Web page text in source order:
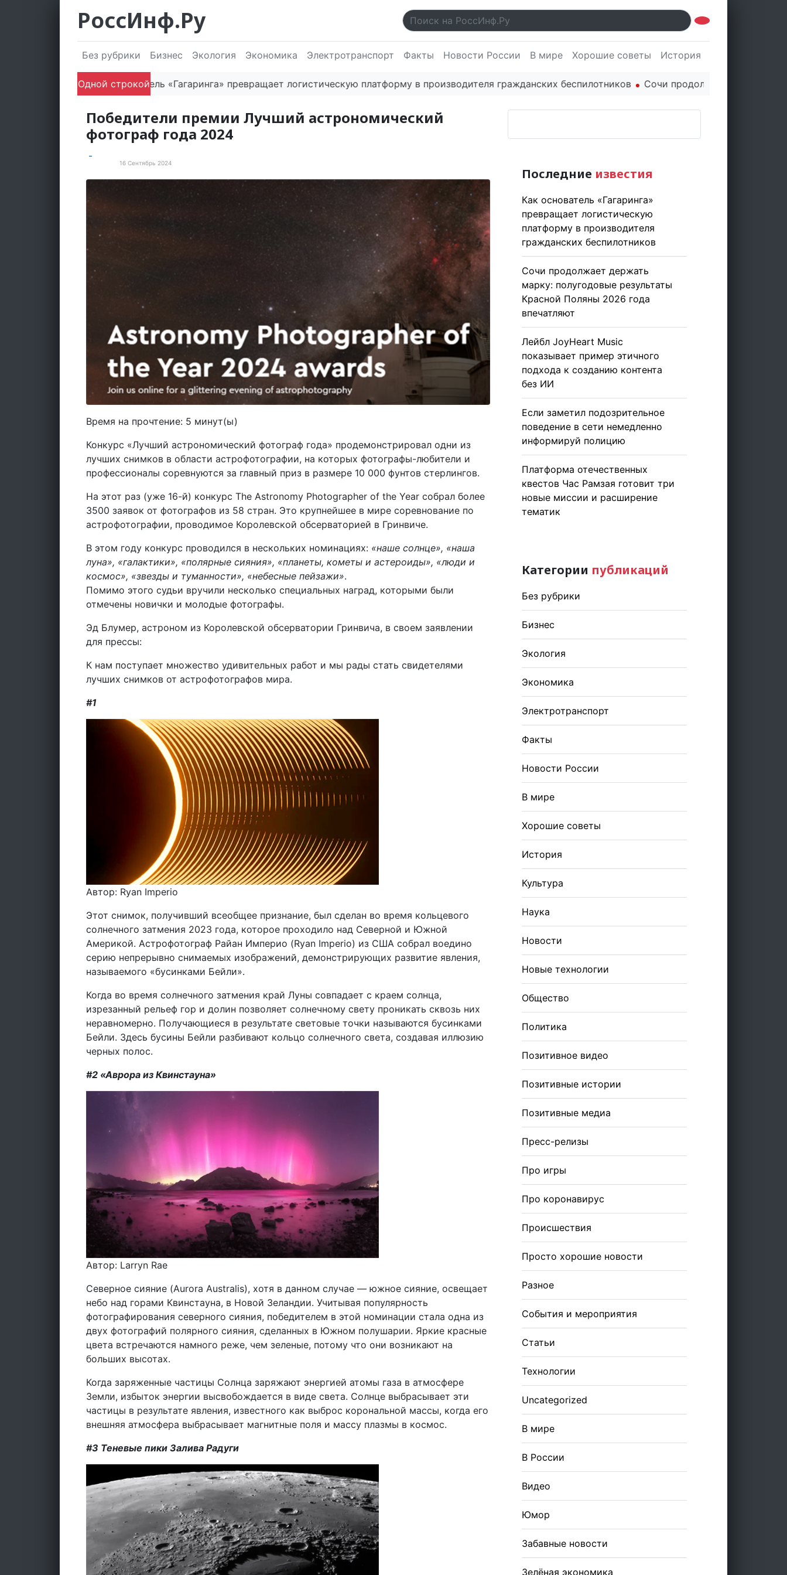
РоссИнф.Ру
Без рубрики Бизнес Экология Экономика Электротранспорт Факты Новости России В мире Хорошие советы История
Одной строкой
Как основатель «Гагаринга» превращает логистическую платформу в производителя гражданских беспилотников Сочи продолжает держать марку:
Победители премии Лучший астрономический
фотограф года 2024
16 Сентябрь 2024
Время на прочтение: 5 минут(ы)
Конкурс «Лучший астрономический фотограф года» продемонстрировал одни из
лучших снимков в области астрофотографии, на которых фотографы-любители и
профессионалы соревнуются за главный приз в размере 10 000 фунтов стерлингов.
На этот раз (уже 16-й) конкурс The Astronomy Photographer of the Year собрал более
3500 заявок от фотографов из 58 стран. Это крупнейшее в мире соревнование по
астрофотографии, проводимое Королевской обсерваторией в Гринвиче.
В этом году конкурс проводился в нескольких номинациях: «наше солнце», «наша
луна», «галактики», «полярные сияния», «планеты, кометы и астероиды», «люди и
космос», «звезды и туманности», «небесные пейзажи».
Помимо этого судьи вручили несколько специальных наград, которыми были
отмечены новички и молодые фотографы.
Эд Блумер, астроном из Королевской обсерватории Гринвича, в своем заявлении
для прессы:
К нам поступает множество удивительных работ и мы рады стать свидетелями
лучших снимков от астрофотографов мира.
#1
Автор: Ryan Imperio
Этот снимок, получивший всеобщее признание, был сделан во время кольцевого
солнечного затмения 2023 года, которое проходило над Северной и Южной
Америкой. Астрофотограф Райан Империо (Ryan Imperio) из США собрал воедино
серию непрерывно снимаемых изображений, демонстрирующих развитие явления,
называемого «бусинками Бейли».
Когда во время солнечного затмения край Луны совпадает с краем солнца,
изрезанный рельеф гор и долин позволяет солнечному свету проникать сквозь них
неравномерно. Получающиеся в результате световые точки называются бусинками
Бейли. Здесь бусины Бейли разбивают кольцо солнечного света, создавая иллюзию
черных полос.
#2 «Аврора из Квинстауна»
Автор: Larryn Rae
Северное сияние (Aurora Australis), хотя в данном случае — южное сияние, освещает
небо над горами Квинстауна, в Новой Зеландии. Учитывая популярность
фотографирования северного сияния, победителем в этой номинации стала одна из
двух фотографий полярного сияния, сделанных в Южном полушарии. Яркие красные
цвета встречаются намного реже, чем зеленые, потому что они возникают на
больших высотах.
Когда заряженные частицы Солнца заряжают энергией атомы газа в атмосфере
Земли, избыток энергии высвобождается в виде света. Солнце выбрасывает эти
частицы в результате явления, известного как выброс корональной массы, когда его
внешняя атмосфера выбрасывает магнитные поля и массу плазмы в космос.
#3 Теневые пики Залива Радуги
Последние известия
Как основатель «Гагаринга»
превращает логистическую
платформу в производителя
гражданских беспилотников
Сочи продолжает держать
марку: полугодовые результаты
Красной Поляны 2026 года
впечатляют
Лейбл JoyHeart Music
показывает пример этичного
подхода к созданию контента
без ИИ
Если заметил подозрительное
поведение в сети немедленно
информируй полицию
Платформа отечественных
квестов Час Рамзая готовит три
новые миссии и расширение
тематик
Категории публикаций
Без рубрики
Бизнес
Экология
Экономика
Электротранспорт
Факты
Новости России
В мире
Хорошие советы
История
Культура
Наука
Новости
Новые технологии
Общество
Политика
Позитивное видео
Позитивные истории
Позитивные медиа
Пресс-релизы
Про игры
Про коронавирус
Происшествия
Просто хорошие новости
Разное
События и мероприятия
Статьи
Технологии
Uncategorized
В мире
В России
Видео
Юмор
Забавные новости
Зелёная экономика